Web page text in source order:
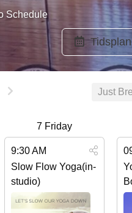
Schedule
Tidsplan
Just
7 Friday
9:30 AM
Slow Flow Yoga(in-
studio)